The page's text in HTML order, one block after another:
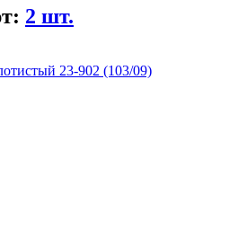
2 шт.
23-902 (103/09)